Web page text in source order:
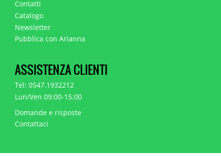
Contatti
Catalogo
Newsletter
Pubblica con Arianna
ASSISTENZA CLIENTI
Tel: 0547.1932212
Lun/Ven 09:00-15:00
Domande e risposte
Contattaci